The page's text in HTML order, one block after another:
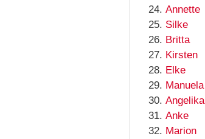
Annette
Silke
Britta
Kirsten
Elke
Manuela
Angelika
Anke
Marion